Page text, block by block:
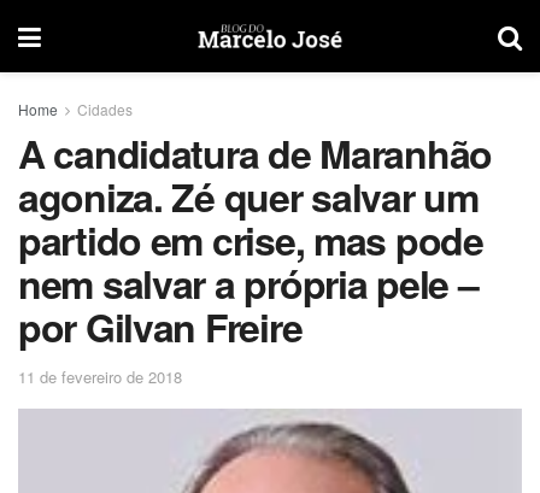
Home Cidades
A candidatura de Maranhão
agoniza. Zé quer salvar um
partido em crise, mas pode
nem salvar a própria pele –
por Gilvan Freire
11 de fevereiro de 2018